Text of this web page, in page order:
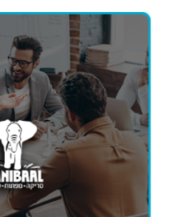
השיווק הדיגיטלי
מניבה פירות, וכתוצאה
מתמשך במספר
מהאתר
יוסי מזל
מנכ"ל
לסיפור›